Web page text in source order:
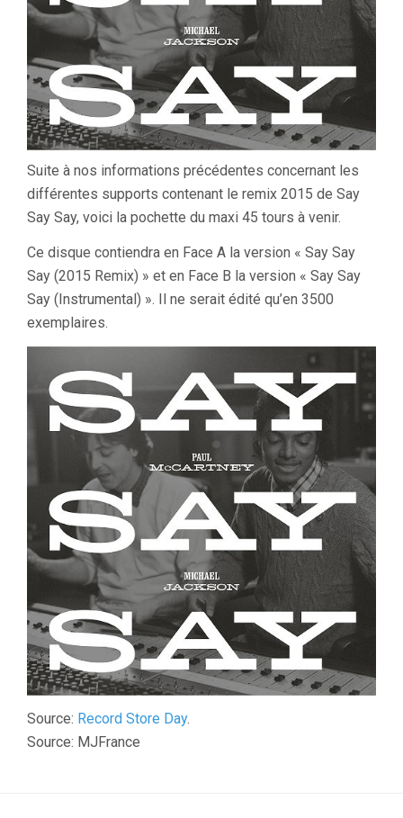
Suite à nos informations précédentes concernant les
différentes supports contenant le remix 2015 de Say
Say Say, voici la pochette du maxi 45 tours à venir.
Ce disque contiendra en Face A la version « Say Say
Say (2015 Remix) » et en Face B la version « Say Say
Say (Instrumental) ». Il ne serait édité qu’en 3500
exemplaires.
Source: Record Store Day.
Source: MJFrance